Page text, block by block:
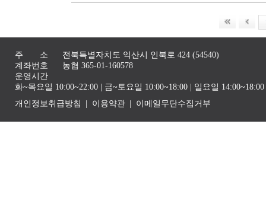
주 소
전북특별자치도 익산시 인북로 424 (54540)
계좌번호
농협 365-01-160578
운영시간
화~목요일 10:00~22:00 | 금~토요일 10:00~18:00 | 일요일
개인정보취급방침
이용약관 이메일무단수집거부